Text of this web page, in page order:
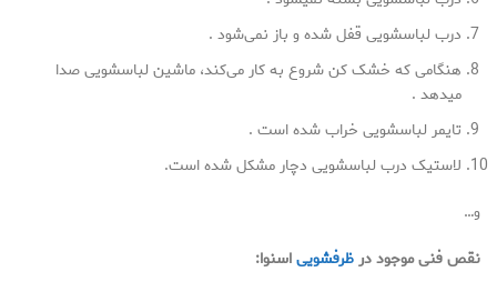
درب لباسشویی قفل شده و باز نمی‌شود .
هنگامی که خشک کن شروع به کار می‌کند، ماشین لباسشویی صدا
میدهد .
تایمر لباسشویی خراب شده است .
لاستیک درب لباسشویی دچار مشکل شده است.
و…
نقص فنی موجود درظرفشوییاسنوا: